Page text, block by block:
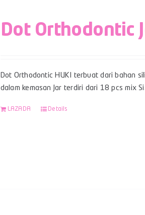
Dot Orthodontic
Dot Orthodontic HUKI terbuat dari bahan
dalam kemasan Jar terdiri dari 18 pcs mix
LAZADA Details